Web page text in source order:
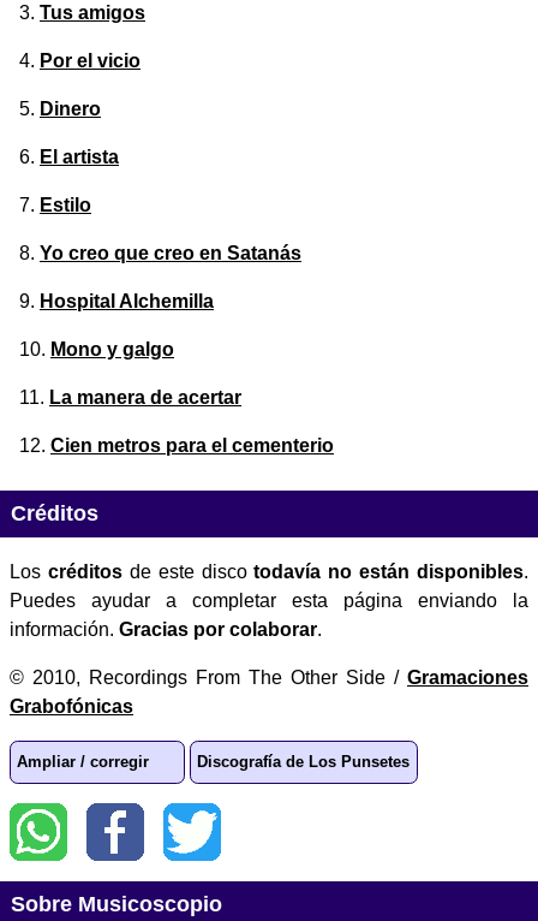
Tus amigos
Por el vicio
Dinero
El artista
Estilo
Yo creo que creo en Satanás
Hospital Alchemilla
Mono y galgo
La manera de acertar
Cien metros para el cementerio
Créditos
Los créditosde este discotodavía no están disponibles.
Puedes ayudar a completar esta página enviando la
información. Gracias por colaborar.
© 2010, Recordings From The Other Side / Gramaciones
Grabofónicas
Ampliar / corregir Discografía de Los Punsetes
Sobre Musicoscopio